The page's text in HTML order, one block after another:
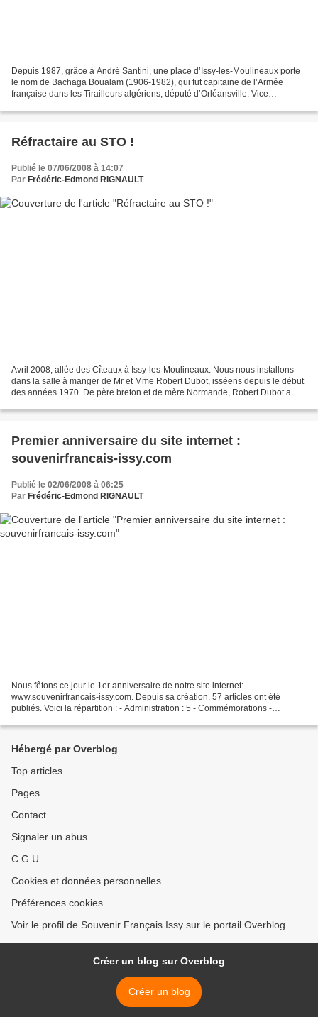
Depuis 1987, grâce à André Santini, une place d’Issy-les-Moulineaux porte
le nom de Bachaga Boualam (1906-1982), qui fut capitaine de l’Armée
française dans les Tirailleurs algériens, député d’Orléansville, Vice
Réfractaire au STO !
Publié le 07/06/2008 à 14:07
Par Frédéric-Edmond RIGNAULT
Avril 2008, allée des Cîteaux à Issy-les-Moulineaux. Nous nous installons
dans la salle à manger de Mr et Mme Robert Dubot, isséens depuis le début
des années 1970. De père breton et de mère Normande, Robert Dubot a
Premier anniversaire du site internet :
souvenirfrancais-issy.com
Publié le 02/06/2008 à 06:25
Par Frédéric-Edmond RIGNAULT
Nous fêtons ce jour le 1er anniversaire de notre site internet:
www.souvenirfrancais-issy.com. Depuis sa création, 57 articles ont été
publiés. Voici la répartition : - Administration : 5 - Commémorations -
Hébergé par Overblog
Top articles
Pages
Contact
Signaler un abus
C.G.U.
Cookies et données personnelles
Préférences cookies
Voir le profil de Souvenir Français Issy sur le portail Overblog
Créer un blog sur Overblog
Créer un blog